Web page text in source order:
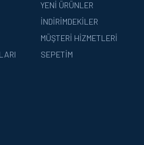
YENI ÜRÜNLER
İNDIRIMDEKILER
MÜŞTERI HIZMETLERI
SEPETIM